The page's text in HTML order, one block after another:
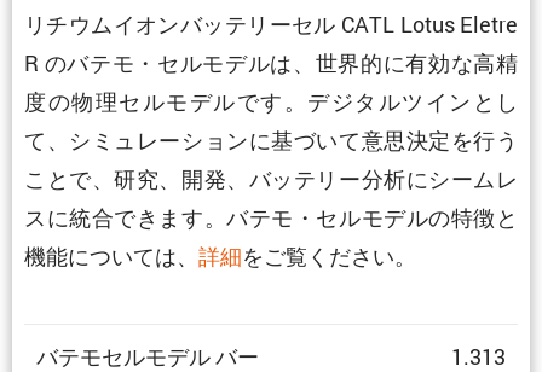
リチウムイオンバッテリーセル CATL Lotus Eletre
R のバテモ・セルモデルは、世界的に有効な高精
度の物理セルモデルです。デジタルツインとし
て、シミュレーションに基づいて意思決定を行う
ことで、研究、開発、バッテリー分析にシームレ
スに統合できます。バテモ・セルモデルの特徴と
機能については、 詳細をご覧ください。
バテモセルモデル バー
1.313